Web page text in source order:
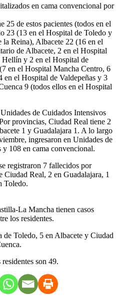
en cama convencional por
25 de estos pacientes (todos en el
23 (13 en el Hospital de Toledo y
la Reina), Albacete 22 (16 en el
de Albacete, 2 en el Hospital
Hellín y 2 en el Hospital de
en el Hospital Mancha Centro, 6
el Hospital de Valdepeñas y 3
9 (todos ellos en el Hospital
de Cuidados Intensivos
provincias, Ciudad Real tiene 2
1 y Guadalajara 1. A lo largo
ingresaron en Unidades de
108 en cama convencional.
registraron 7 fallecidos por
Real, 2 en Guadalajara, 1
Toledo.
La Mancha tienen casos
los residentes.
de Toledo, 5 en Albacete y Ciudad
son 49.